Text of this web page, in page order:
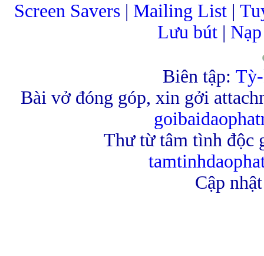
Screen Savers| Mailing List |
Lưu bút |
Biên tập:
Bài vở đóng góp, xin gởi
Thư từ tâm tình độc
Cập